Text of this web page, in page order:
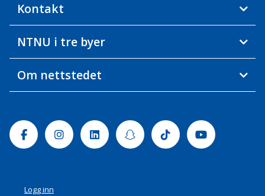
Kontakt
NTNU i tre byer
Om nettstedet
FacebookInstagramLinkedinSnapchatTiktok Youtube
Logg inn